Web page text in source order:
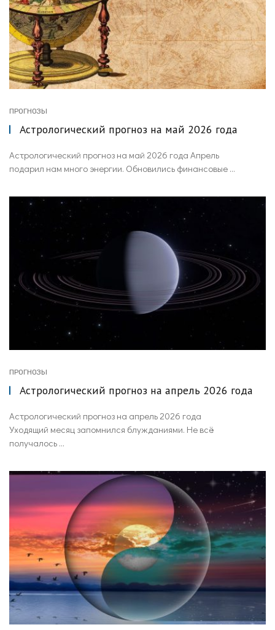
ПРОГНОЗЫ
Астрологический прогноз на май 2026 года
Астрологический прогноз на май 2026 года Апрель
подарил нам много энергии. Обновились финансовые ...
ПРОГНОЗЫ
Астрологический прогноз на апрель 2026 года
Астрологический прогноз на апрель 2026 года
Уходящий месяц запомнился блужданиями. Не всё
получалось ...